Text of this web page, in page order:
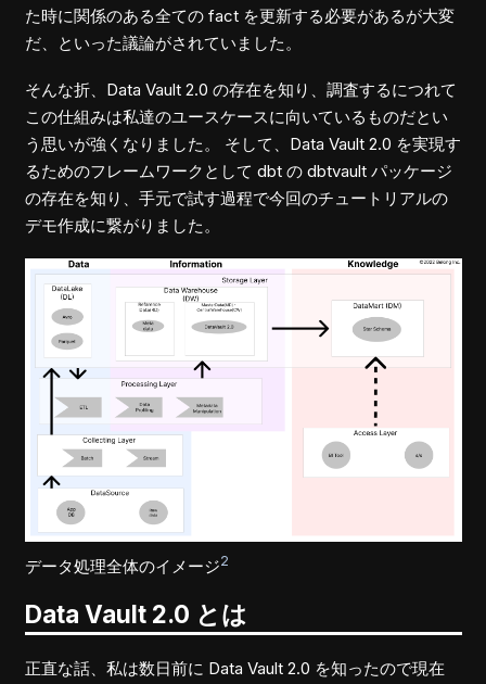
た時に関係のある全ての fact を更新する必要があるが大変
だ、といった議論がされていました。
そんな折、Data Vault 2.0 の存在を知り、調査するにつれて
この仕組みは私達のユースケースに向いているものだとい
う思いが強くなりました。 そして、Data Vault 2.0 を実現す
るためのフレームワークとして dbt の dbtvault パッケージ
の存在を知り、手元で試す過程で今回のチュートリアルの
デモ作成に繋がりました。
データ処理全体のイメージ2
Data Vault 2.0 とは
正直な話、私は数日前に Data Vault 2.0 を知ったので現在